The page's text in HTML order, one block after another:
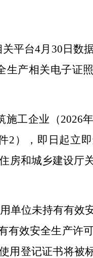
关平台4月 30 日数
生产相关电子证
施工企业（2026
2 ），即日起立
房和城乡建设厅
单位未持有有效
有效安全生产许
登记证书将被